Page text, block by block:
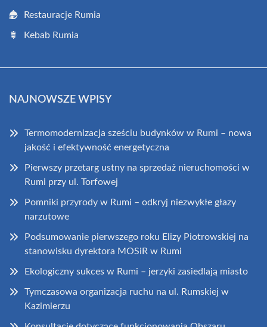
Restauracje Rumia
Kebab Rumia
NAJNOWSZE WPISY
Termomodernizacja sześciu budynków w Rumi – nowa
jakość i efektywność energetyczna
Pierwszy przetarg ustny na sprzedaż nieruchomości w
Rumi przy ul. Torfowej
Pomniki przyrody w Rumi – odkryj niezwykłe głazy
narzutowe
Podsumowanie pierwszego roku Elizy Piotrowskiej na
stanowisku dyrektora MOSiR w Rumi
Ekologiczny sukces w Rumi – jerzyki zasiedlają miasto
Tymczasowa organizacja ruchu na ul. Rumskiej w
Kazimierzu